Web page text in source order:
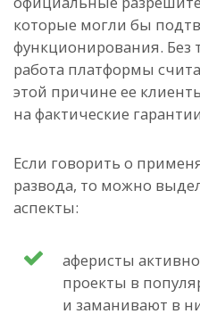
которые могли бы
функционирования. Без
работа платформы
этой причине ее
на фактические
Если говорить о
развода, то можно
аспекты:
аферисты
проекты в
и заманивают в